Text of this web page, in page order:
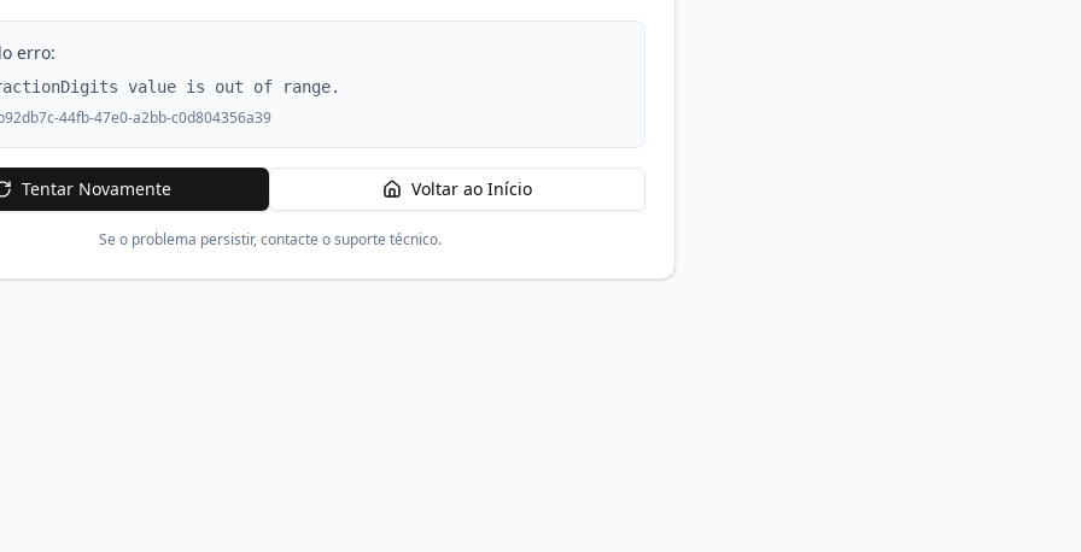
erro:
value is out of range.
44fb-47e0-a2bb-c0d804356a39
Tentar Novamente Voltar ao Início
Se o problema persistir, contacte o suporte técnico.